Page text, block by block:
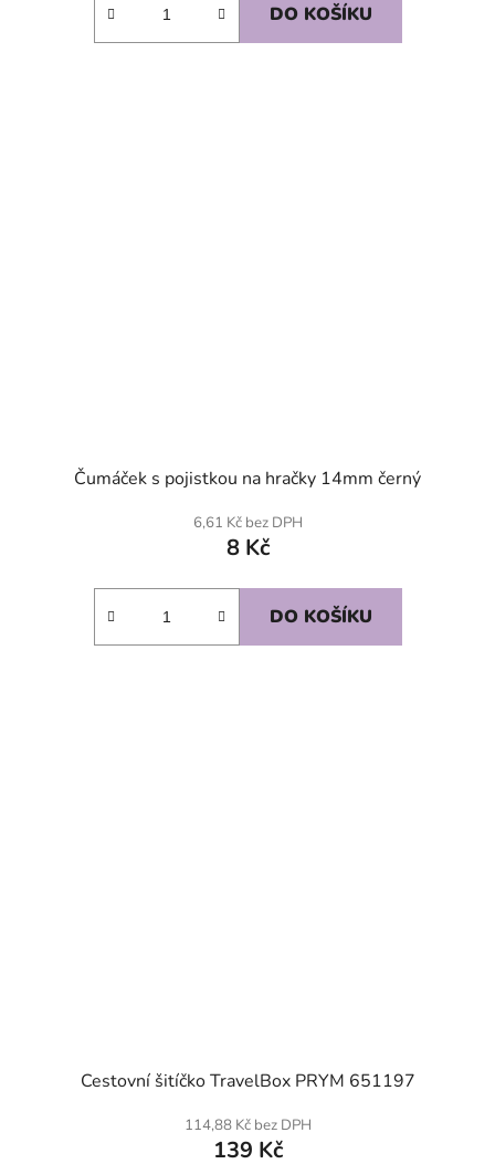
DO KOŠÍKU
Čumáček s pojistkou na hračky 14mm černý
6,61 Kč bez DPH
8 Kč
DO KOŠÍKU
Cestovní šitíčko TravelBox PRYM 651197
114,88 Kč bez DPH
139 Kč